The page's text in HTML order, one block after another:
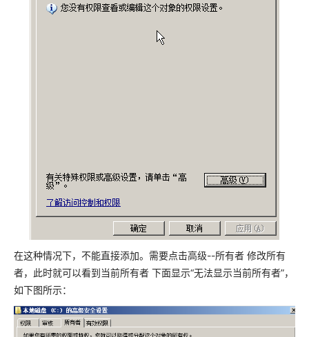
在这种情况下，不能直接添加。需要点击高级--所有者 修改所有
者，此时就可以看到当前所有者 下面显示“无法显示当前所有者”，
如下图所示：